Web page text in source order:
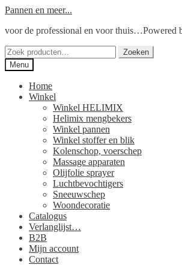
Ga
naar
Ga
de
Pannen en meer...
voor de professional en voor thuis…Powered
Zoeken
naar:
Zoeken
Menu
Home
Winkel
Winkel HELIMIX
Helimix mengbekers
Winkel pannen
Winkel stoffer en blik
Kolenschop, voerschep
Massage apparaten
Olijfolie sprayer
Luchtbevochtigers
Sneeuwschep
Woondecoratie
Catalogus
Verlanglijst…
B2B
Mijn account
Contact